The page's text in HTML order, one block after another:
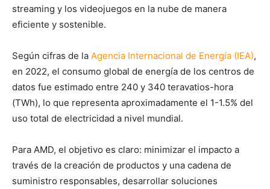
streaming y los videojuegos en la nube de manera
eficiente y sostenible.
Según cifras de la Agencia Internacional de Energía (IEA),
en 2022, el consumo global de energía de los centros de
datos fue estimado entre 240 y 340 teravatios-hora
(TWh), lo que representa aproximadamente el 1-1.5% del
uso total de electricidad a nivel mundial.
Para AMD, el objetivo es claro: minimizar el impacto a
través de la creación de productos y una cadena de
suministro responsables, desarrollar soluciones